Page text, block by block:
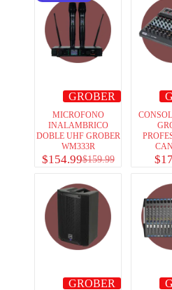
GROBER
MICROFONO
INALAMBRICO
DOBLE UHF GROBER
WM333R
$159.99
$154.99 $
GROBER